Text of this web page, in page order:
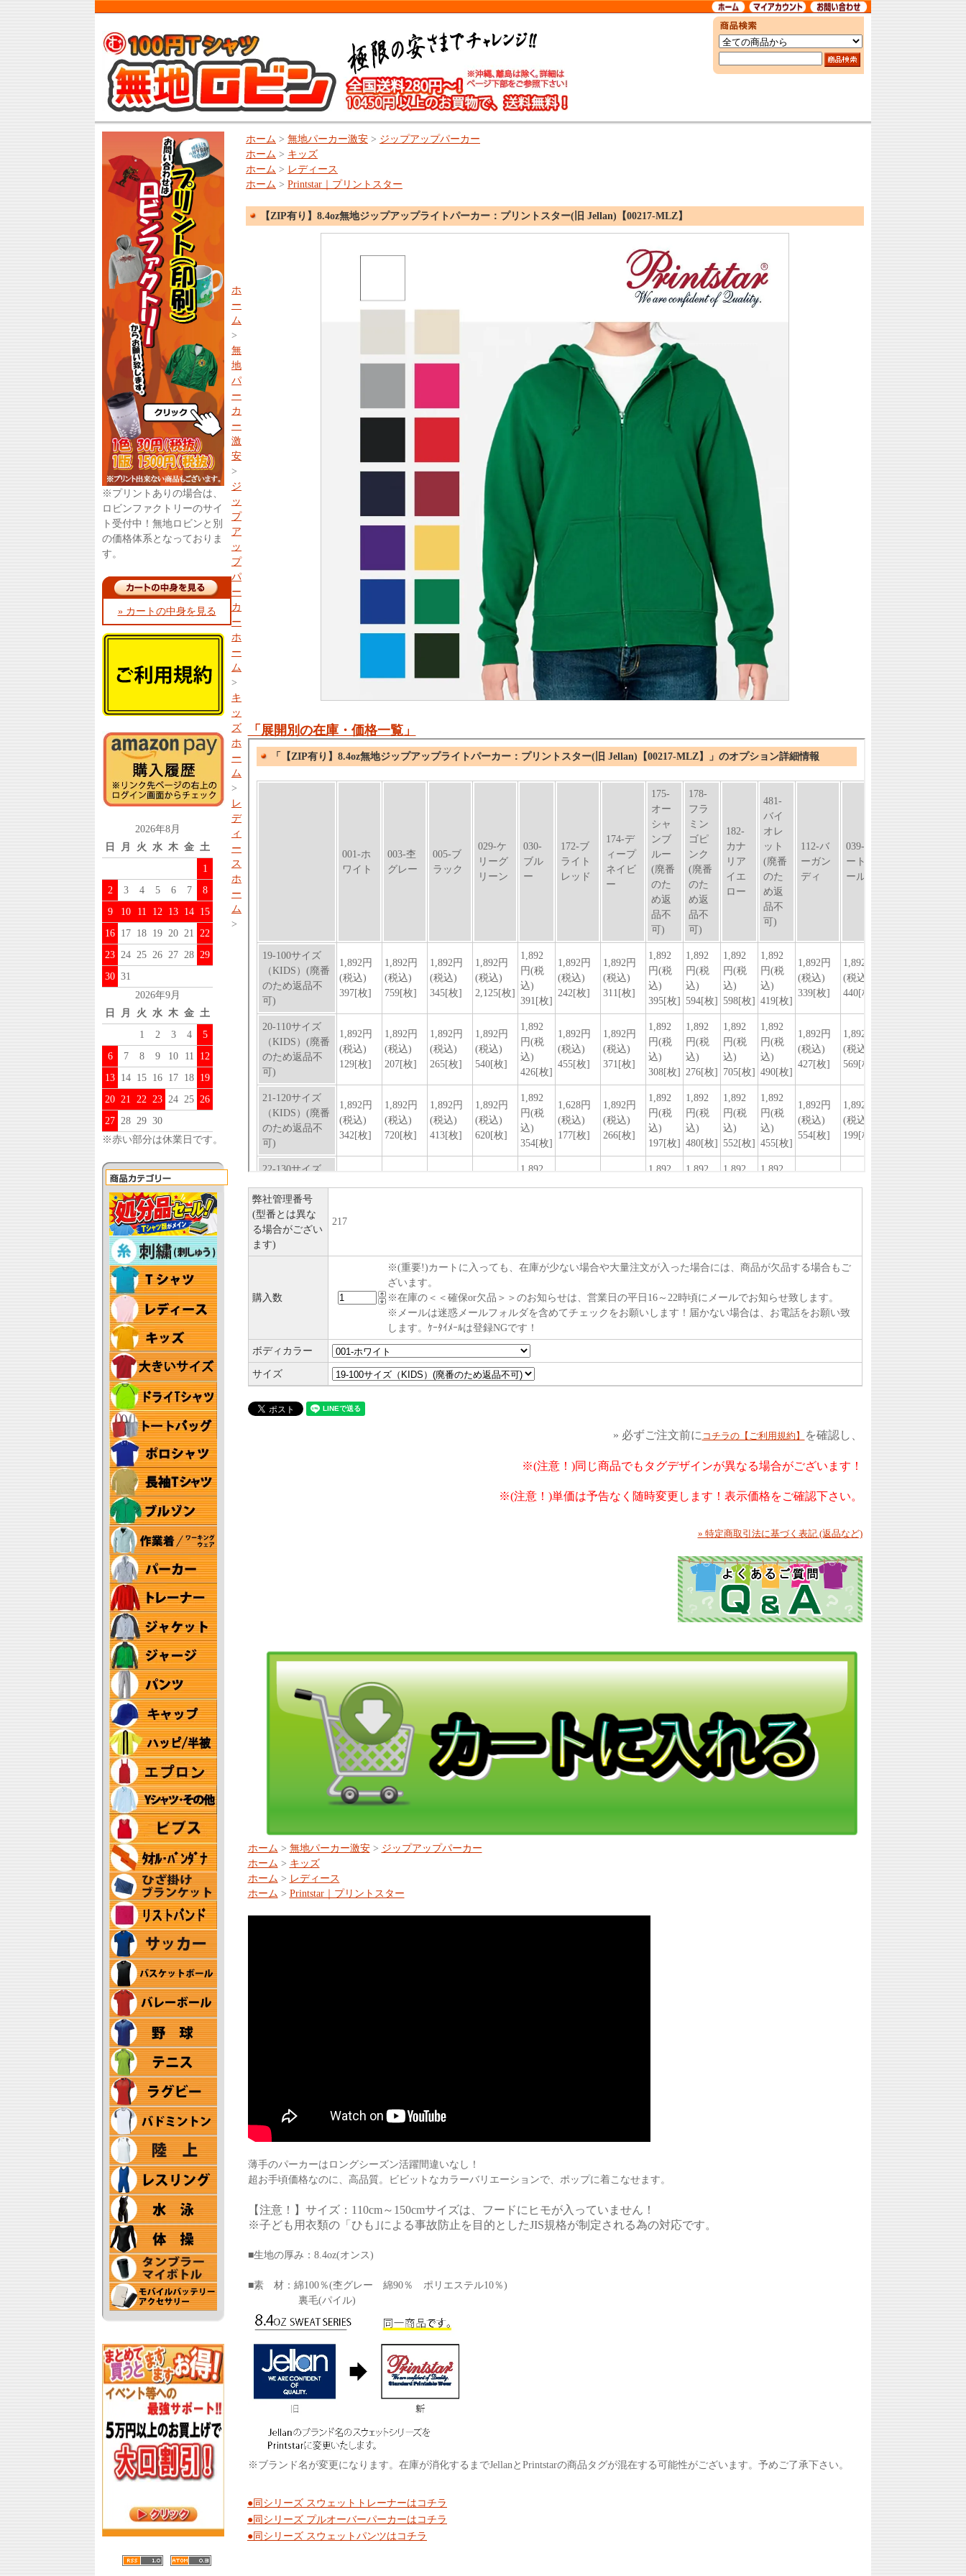
※プリントありの場合は、
ロビンファクトリーのサイ
ト受付中！無地ロビンと別
の価格体系となっておりま
す。
» カートの中身を見る
2026年8月
日
月 火 水 木 金 土
1
2
3 4 5 6 7
8
9
10 11 12 13 14 15
16 17 18 19 20 21 22
23 24 25 26 27 28 29
30 31
2026年9月
日
月 火 水 木 金 土
1
2 3 4
5
6
7 8 9 10 11
12
13 14 15 16 17 18 19
20 21 22 23 24 25 26
27 28 29 30
※赤い部分は休業日です。
ホーム > 無地パーカー激安 > ジップアップパーカー
ホーム > キッズ
ホーム > レディース
ホーム > Printstar｜プリントスター
【ZIP有り】8.4oz無地ジップアップライトパーカー：プリントスター(旧 Jellan)【00217-MLZ】
「展開別の在庫・価格一覧」
弊社管理番号
(型番とは異な
る場合がござい
ます)
217
購入数
※(重要!)カートに入っても、在庫が少ない場合や大量注文が入った場合には、商品が欠品する場合もご
ざいます。
※在庫の＜＜確保or欠品＞＞のお知らせは、営業日の平日16～22時頃にメールでお知らせ致します。
※メールは迷惑メールフォルダを含めてチェックをお願いします！届かない場合は、お電話をお願い致
します。ｹｰﾀｲﾒｰﾙは登録NGです！
ボディカラー
サイズ
» 必ずご注文前に コチラの【ご利用規約】 を確認し、
※(注意！)同じ商品でもタグデザインが異なる場合がございます！
※(注意！)単価は予告なく随時変更します！表示価格をご確認下さい。
» 特定商取引法に基づく表記 (返品など)
ホーム > 無地パーカー激安> ジップアップパーカー
ホーム > キッズ
ホーム > レディース
ホーム > Printstar｜プリントスター
薄手のパーカーはロングシーズン活躍間違いなし！
超お手頃価格なのに、高品質。ビビットなカラーバリエーションで、ポップに着こなせます。
【注意！】サイズ：110cm～150cmサイズは、フードにヒモが入っていません！
※子ども用衣類の「ひも｣による事故防止を目的としたJIS規格が制定される為の対応です。
■生地の厚み：8.4oz(オンス)
■素 材：綿100％(杢グレー 綿90％ ポリエステル10％)
裏毛(パイル)
※ブランド名が変更になります。在庫が消化するまでJellanとPrintstarの商品タグが混在する可能性がございます。予めご了承下さい。
●同シリーズ スウェットトレーナーはコチラ
●同シリーズ プルオーバーパーカーはコチラ
●同シリーズ スウェットパンツはコチラ
ホ
ー
ム
>
無
地
パ
ー
カ
ー
激
安
>
ジ
ッ
プ
ア
ッ
プ
パ
ー
カ
ー
ホ
ー
ム
>
キ
ッ
ズ
ホ
ー
ム
>
レ
デ
ィ
ー
ス
ホ
ー
ム
>